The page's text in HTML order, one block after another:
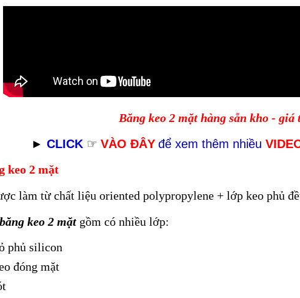
Băng keo 2 mặt hàng sẵn kho - giá
► CLICK ☞ VÀO ĐÂY để xem thêm nhiều
keo 2 mặt
làm từ chất liệu oriented polypropylene + lớp keo phủ
băng keo 2 mặt gồm có nhiều lớp:
phủ silicon
đóng mặt